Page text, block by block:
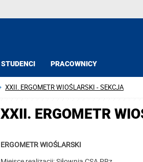
STUDENCI PRACOWNICY
XXII. ERGOMETR WIOŚLARSKI - SEKCJA
XXII. ERGOMETR
ERGOMETR WIOŚLARSKI